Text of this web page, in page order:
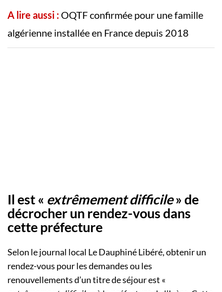
A lire aussi : OQTF confirmée pour une famille
algérienne installée en France depuis 2018
Il est « extrêmement difficile» de
décrocher un rendez-vous dans
cette préfecture
Selon le journal local Le Dauphiné Libéré, obtenir un
rendez-vous pour les demandes ou les
renouvellements d’un titre de séjour est «